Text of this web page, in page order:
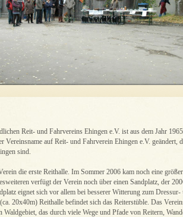
Reit- und Fahrvereins Ehingen e.V. ist aus dem Jahr
Vereinsname auf Reit- und Fahrverein Ehingen e.V. geändert,
sind.
die erste Reithalle. Im Sommer 2006 kam noch eine
verfügt der Verein noch über einen Sandplatz, der
eignet sich vor allem bei besserer Witterung zum Dressur-
20x40m) Reithalle befindet sich das Reiterstüble. Das
das durch viele Wege und Pfade von Reitern,